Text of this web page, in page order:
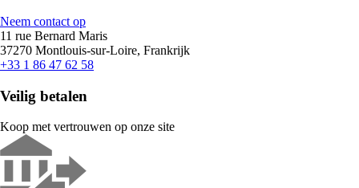
Neem contact op
11 rue Bernard Maris
37270 Montlouis-sur-Loire, Frankrijk
+33 1 86 47 62 58
Veilig betalen
Koop met vertrouwen op onze site